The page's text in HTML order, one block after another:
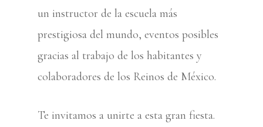
un instructor de la escuela más
prestigiosa del mundo, eventos posibles
gracias al trabajo de los habitantes y
colaboradores de los Reinos de México.
Te invitamos a unirte a esta gran fiesta.